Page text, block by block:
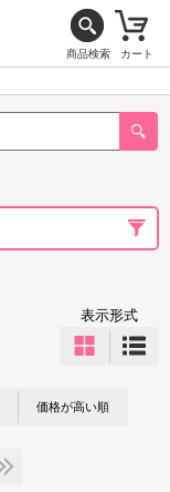
商品検索 カート
表示形式
価格が高い順